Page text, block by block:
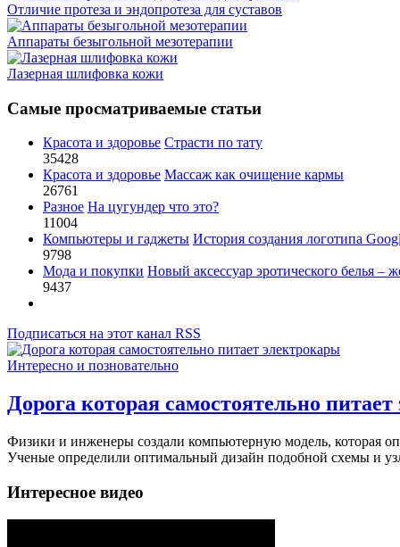
Отличие протеза и эндопротеза для суставов
Аппараты безыгольной мезотерапии
Лазерная шлифовка кожи
Самые просматриваемые статьи
Красота и здоровье Страсти по тату
35428
Красота и здоровье Массаж как очищение кармы
26761
Разное На цугундер что это?
11004
Компьютеры и гаджеты История создания логотипа
9798
Мода и покупки Новый аксессуар эротического белья –
9437
Подписаться на этот канал RSS
Интересно и позновательно
Дорога которая самостоятельно
Физики и инженеры создали компьютерную модель, которая
Ученые определили оптимальный дизайн подобной схемы и
Интересное видео